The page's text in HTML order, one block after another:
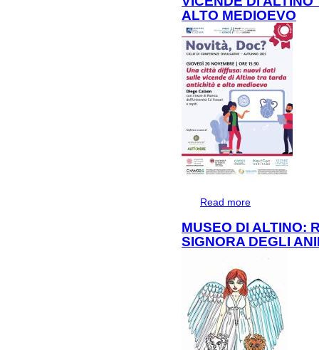
ALTO MEDIOEVO
Read more
MUSEO DI ALTINO:
SIGNORA DEGLI